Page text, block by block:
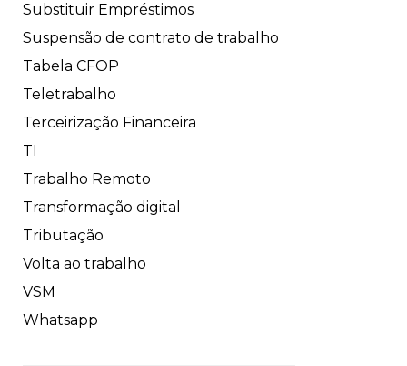
Substituir Empréstimos
Suspensão de contrato de trabalho
Tabela CFOP
Teletrabalho
Terceirização Financeira
TI
Trabalho Remoto
Transformação digital
Tributação
Volta ao trabalho
VSM
Whatsapp